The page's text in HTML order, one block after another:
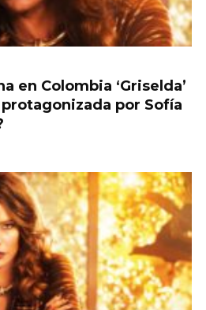
en Colombia ‘Griselda’
por Sofía